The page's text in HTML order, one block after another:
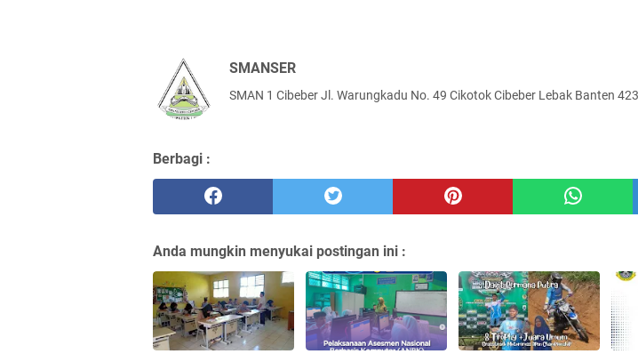
SMANSER
SMAN 1 Cibeber Jl. Warungkadu No. 49 Cikotok Cibeber Lebak Banten
Berbagi :
Anda mungkin menyukai postingan ini :